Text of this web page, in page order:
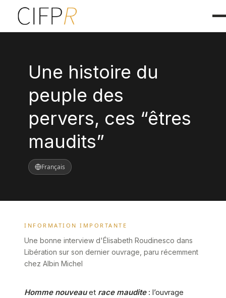
Une histoire du
peuple des
pervers, ces “êtres
maudits”
Français
INFORMATION IMPORTANTE
Une bonne interview d'Élisabeth Roudinesco dans
Libération sur son dernier ouvrage, paru récemment
chez Albin Michel
Homme nouveau et race maudite : l’ouvrage